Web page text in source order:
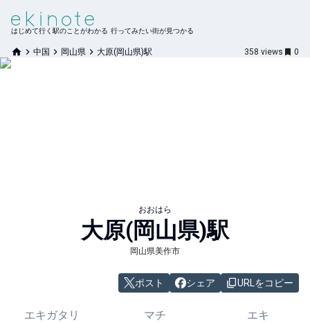
はじめて行く駅のことがわかる 行ってみたい街が見つかる
中国 岡山県 大原(岡山県)駅 358 views 0
おおはら
大原(岡山県)駅
岡山県美作市
ポスト シェア URLをコピー
エキガタリ マチ エキ